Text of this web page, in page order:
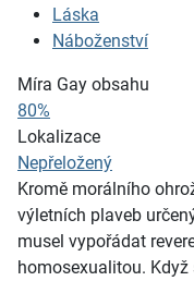
Láska
Náboženství
Míra Gay obsahu
80%
Lokalizace
Nepřeložený
Kromě morálního
výletních plaveb
musel vypořádat
homosexualitou.